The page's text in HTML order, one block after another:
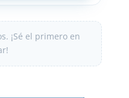
¡Sé el primero en